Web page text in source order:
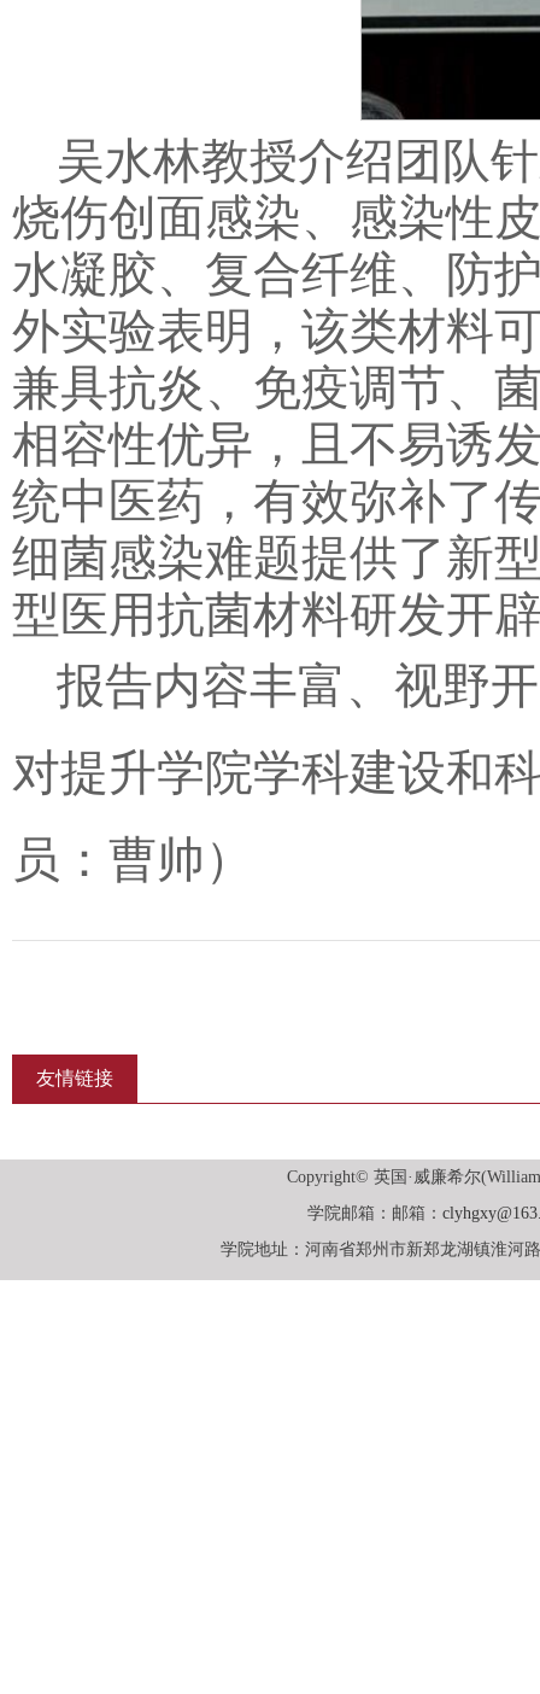
吴水林教授介绍团队
烧伤创面感染、感染性
水凝胶、复合纤维、防
外实验表明，该类材料
兼具抗炎、免疫调节、
相容性优异，且不易诱
统中医药，有效弥补了
细菌感染难题提供了新
型医用抗菌材料研发开
报告内容丰富、视野
对提升学院学科建设和
员：曹帅）
友情链接
Copyright© 英国·威廉希尔
学院邮箱：邮箱：
学院地址：河南省郑州市新郑龙湖镇淮河